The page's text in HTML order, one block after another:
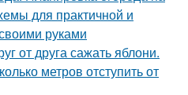
для практичной и
руками
от друга сажать яблони.
метров отступить от